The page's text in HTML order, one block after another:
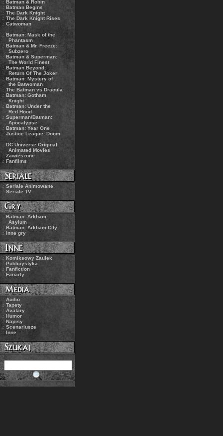
.: Batman & Robin
.: Batman Begins
.: The Dark Knight
.: The Dark Knight Rises
.: Catwoman
.:Batman: Mask of the
Phantasm
.: Batman & Mr. Freeze:
Subzero
.: Batman & Superman:
The World Finest
.: Batman Beyond:
Return Of The Joker
.: Batman: Mystery of
the Batwoman
.: The Batman vs Dracula
.: Batman: Gotham
Knight
.: Batman: Under the
Red Hood
.: Superman/Batman:
Apocalypse
.: Batman: Year One
.: Justice League: Doom
.: DC Universe Original
Animated Movies
.: Zawieszone
.: Fanfilms
.: Seriale Animowane
.: Seriale TV
.: Batman: Arkham
Asylum
.: Batman: Arkham City
.:Inne gry
.: Komiksowy Zaułek
.: Publicystyka
.: Fanfiction
.:Fanarty
.: Audio
.: Tapety
.: Avatary
.:Humor
.: Napisy
.: Scenariusze
.: Inne